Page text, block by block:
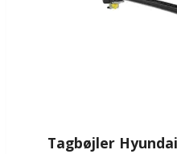
Tagbøjler